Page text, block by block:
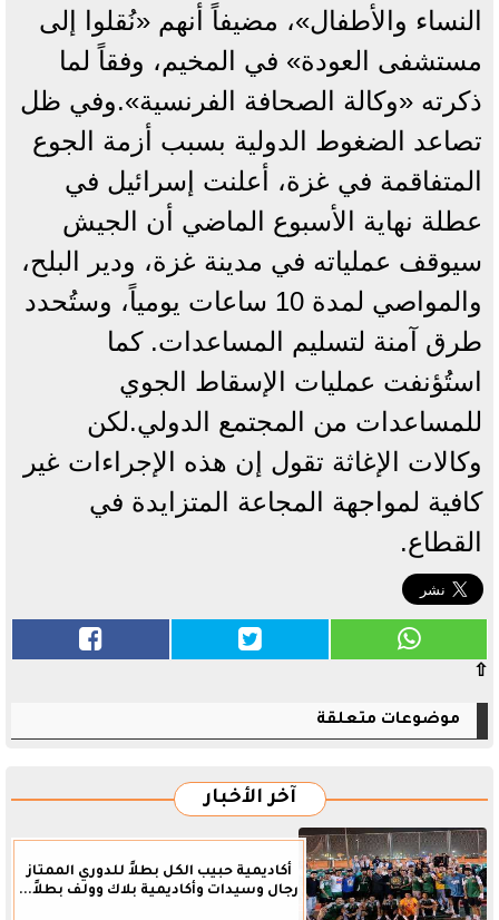
النساء والأطفال»، مضيفاً أنهم «نُقلوا إلى
مستشفى العودة» في المخيم، وفقاً لما
ذكرته «وكالة الصحافة الفرنسية».وفي ظل
تصاعد الضغوط الدولية بسبب أزمة الجوع
المتفاقمة في غزة، أعلنت إسرائيل في
عطلة نهاية الأسبوع الماضي أن الجيش
سيوقف عملياته في مدينة غزة، ودير البلح،
والمواصي لمدة 10 ساعات يومياً، وستُحدد
طرق آمنة لتسليم المساعدات. كما
استُؤنفت عمليات الإسقاط الجوي
للمساعدات من المجتمع الدولي.لكن
وكالات الإغاثة تقول إن هذه الإجراءات غير
كافية لمواجهة المجاعة المتزايدة في
القطاع.
⇧
موضوعات متعلقة
آخر الأخبار
أكاديمية حبيب الكل بطلاً للدوري الممتاز
رجال وسيدات وأكاديمية بلاك وولف بطلاً...